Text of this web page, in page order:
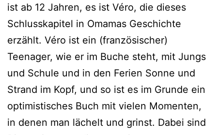
ist ab 12 Jahren, es ist Véro, die die­ses
Schlusskapitel in Omamas Geschichte
erzählt. Véro ist ein (fran­zö­si­scher)
Teenager, wie er im Buche steht, mit Jungs
und Schule und in den Ferien Sonne und
Strand im Kopf, und so ist es im Grunde ein
opti­mis­ti­sches Buch mit vie­len Momenten,
in denen man lächelt und grinst. Dabei sind